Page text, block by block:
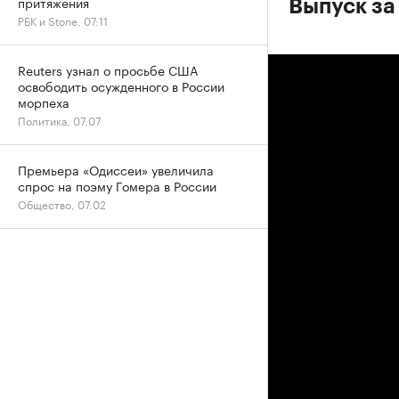
Выпуск
РБК и Stone, 07:11
Reuters узнал о просьбе США
освободить осужденного в России
морпеха
Политика, 07:07
Премьера «Одиссеи» увеличила
спрос на поэму Гомера в России
Общество, 07:02